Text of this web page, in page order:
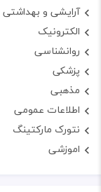
آرایشی و بهداشتی
الکترونیک
روانشناسی
پزشکی
مذهبی
اطلاعات عمومی
نتورک مارکتینگ
اموزشی